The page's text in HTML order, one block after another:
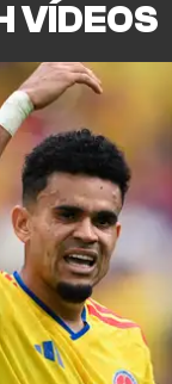
VÍDEOS